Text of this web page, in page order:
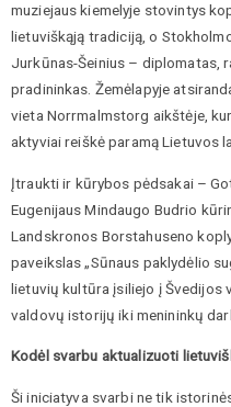
muziejaus kiemelyje stovintys
lietuviškąją tradiciją, o
Jurkūnas-Šeinius – diplomatas,
pradininkas. Žemėlapyje
vieta Norrmalmstorg aikštėje,
aktyviai reiškė paramą Lietuvos
Įtraukti ir kūrybos pėdsakai –
Eugenijaus Mindaugo Budrio
Landskronos Borstahuseno
paveikslas „Sūnaus paklydėlio
lietuvių kultūra įsiliejo į Švedijos
valdovų istorijų iki menininkų
Kodėl svarbu aktualizuoti
Ši iniciatyva svarbi ne tik